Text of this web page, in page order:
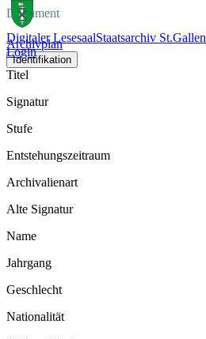
Digitaler LesesaalStaatsarchiv St.Gallen
Login
Dokument
Archivplan
Identifikation
Titel
Signatur
Stufe
Entstehungszeitraum
Archivalienart
Alte Signatur
Name
Jahrgang
Geschlecht
Nationalität